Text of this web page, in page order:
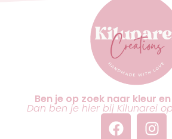
Ben je op zoek naar kleur
Dan ben je hier bij Kilunarei